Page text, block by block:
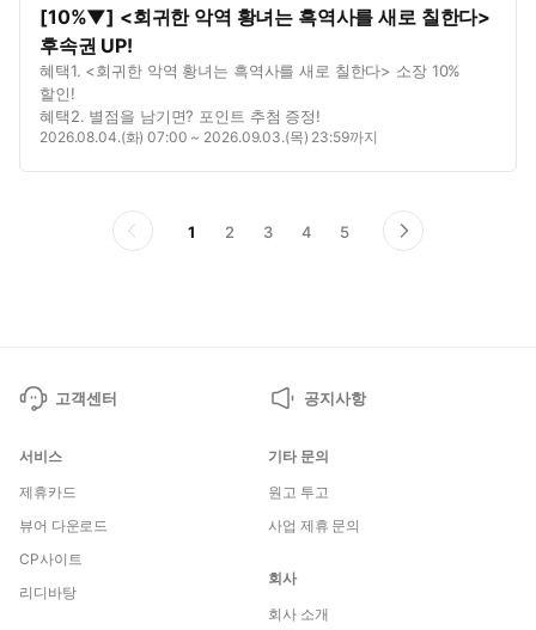
[10%▼] <회귀한 악역 황녀는 흑역사를 새로 칠한다>
후속권 UP!
혜택1. <회귀한 악역 황녀는 흑역사를 새로 칠한다> 소장 10%
할인!
혜택2. 별점을 남기면? 포인트 추첨 증정!
2026.08.04.(화) 07:00 ~ 2026.09.03.(목) 23:59까지
1페
2페
3페
4페
5페
다
고객센터 공지사항
서비스
제휴카드
뷰어 다운로드
CP사이트
리디바탕
기타 문의
원고 투고
사업 제휴 문의
회사
회사 소개